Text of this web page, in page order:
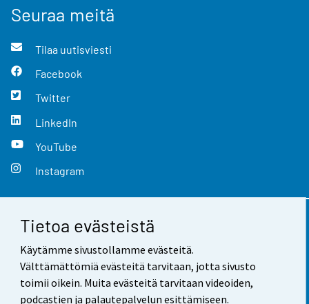
Tietoa evästeistä
Käytämme sivustollamme evästeitä.
Välttämättömiä evästeitä tarvitaan, jotta sivusto
toimii oikein. Muita evästeitä tarvitaan videoiden,
podcastien ja palautepalvelun esittämiseen.
Seuraa meitä
Tilaa uutisviesti
Facebook
Twitter
LinkedIn
YouTube
Instagram
Yhteystiedot
Palaute
Käyttöehdot